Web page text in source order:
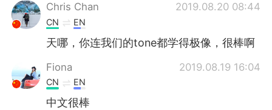
Chris Chan 2019.08.20 08:44
CN EN
天哪，你连我们的tone都学得极像，很棒啊
Fiona 2019.08.19 16:04
CN EN
中文很棒